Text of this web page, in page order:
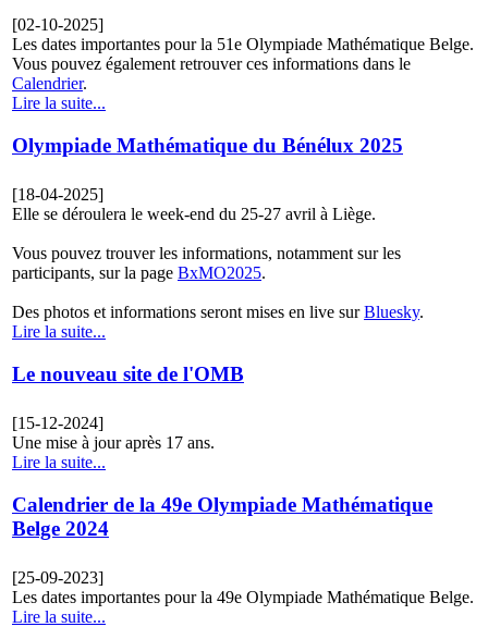
[02-10-2025]
Les dates importantes pour la 51e Olympiade Mathématique Belge.
Vous pouvez également retrouver ces informations dans le
Calendrier.
Lire la suite...
Olympiade Mathématique du Bénélux 2025
[18-04-2025]
Elle se déroulera le week-end du 25-27 avril à Liège.
Vous pouvez trouver les informations, notamment sur les
participants, sur la page BxMO2025.
Des photos et informations seront mises en live surBluesky.
Lire la suite...
Le nouveau site de l'OMB
[15-12-2024]
Une mise à jour après 17 ans.
Lire la suite...
Calendrier de la 49e Olympiade Mathématique
Belge 2024
[25-09-2023]
Les dates importantes pour la 49e Olympiade Mathématique Belge.
Lire la suite...